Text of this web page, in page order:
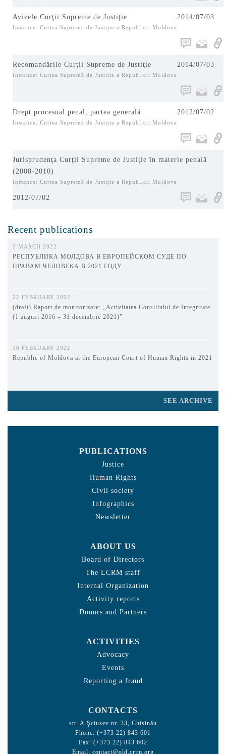
Avizele Curţii Supreme de Justiţie
Instance: Curtea Supremă de Justiție a Republicii Moldova
2014/07/03
Recomandările Curţii Supreme de Justiţie
Instance: Curtea Supremă de Justiție a Republicii Moldova
2014/07/03
Drept procesual penal, partea generală
Instance: Curtea Supremă de Justiție a Republicii Moldova
2012/07/02
Jurisprudenţa Curţii Supreme de Justiţie în materie penală
(2008-2010)
Instance: Curtea Supremă de Justiție a Republicii Moldova
2012/07/02
Recent publications
2 MARCH 2022
РЕСПУБЛИКА МОЛДОВА В ЕВРОПЕЙСКОМ СУДЕ ПО
ПРАВАМ ЧЕЛОВЕКА В 2021 ГОДУ
22 FEBRUARY 2022
(draft) Raport de monitorizare: „Activitatea Consiliului de Integritate
(1 august 2016 – 31 decembrie 2021)”
16 FEBRUARY 2022
Republic of Moldova at the European Court of Human Rights in 2021
SEE ARCHIVE
PUBLICATIONS
Justice
Human Rights
Civil society
Infographics
Newsletter
ABOUT US
Board of Directors
The LCRM staff
Internal Organization
Activity reports
Donors and Partners
ACTIVITIES
Advocacy
Events
Reporting a fraud
CONTACTS
str. A.Şciusev nr. 33, Chișinău
Phone: (+373 22) 843 601
Fax: (+373 22) 843 602
Email: contact@old.crjm.org